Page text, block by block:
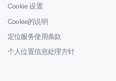
Cookie 设置
Cookie的说明
定位服务使用条款
个人位置信息处理方针